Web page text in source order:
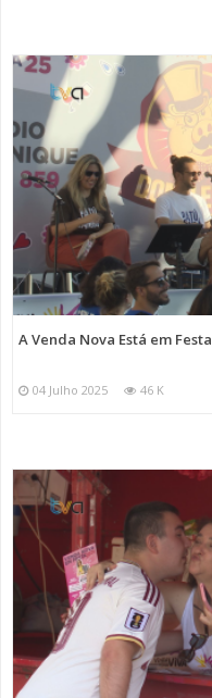
A Venda Nova Está em Festa
04 Julho 2025 46 K